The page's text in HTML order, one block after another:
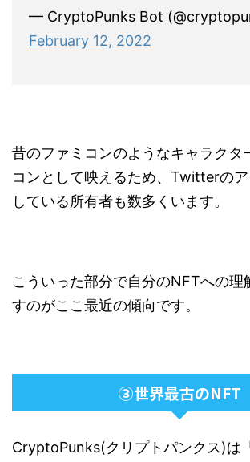
— CryptoPunks Bot
February 12, 2022
昔のファミコンのようなキャラクタ
コンとして映えるため、Twitterの
している所有者も数多くいます。
こういった部分で自分のNFTへの理
すのがここ最近の傾向です。
③世界最古のNFT
CryptoPunks(クリプトパンクス)は「